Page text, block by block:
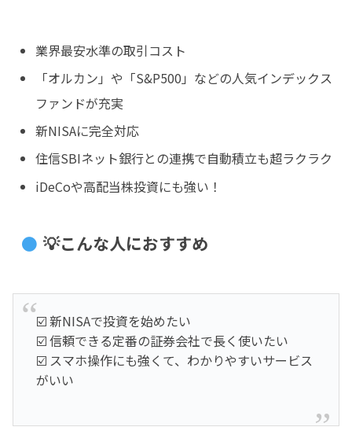
業界最安水準の取引コスト
「オルカン」や「S&P500」などの人気インデックス
ファンドが充実
新NISAに完全対応
住信SBIネット銀行との連携で自動積立も超ラクラク
iDeCoや高配当株投資にも強い！
💡こんな人におすすめ
☑️ 新NISAで投資を始めたい
☑️ 信頼できる定番の証券会社で長く使いたい
☑️ スマホ操作にも強くて、わかりやすいサービス
がいい